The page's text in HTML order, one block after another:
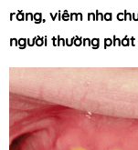
răng, viêm nha
người thường